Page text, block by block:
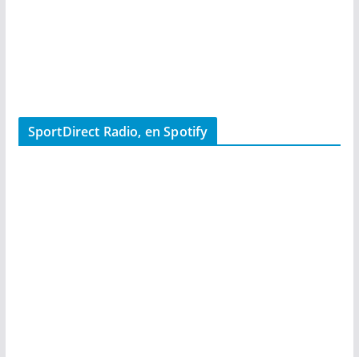
SportDirect Radio, en Spotify